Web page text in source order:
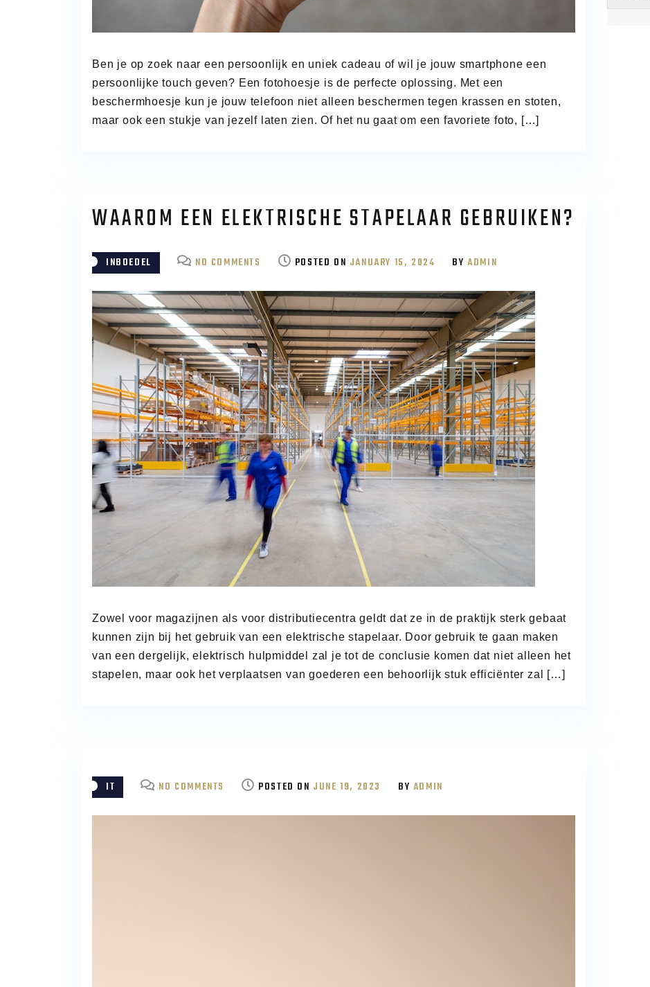
Ben je op zoek naar een persoonlijk en uniek cadeau of wil je jouw smartphone een
persoonlijke touch geven? Een fotohoesje is de perfecte oplossing. Met een
beschermhoesje kun je jouw telefoon niet alleen beschermen tegen krassen en stoten,
maar ook een stukje van jezelf laten zien. Of het nu gaat om een favoriete foto, […]
WAAROM EEN ELEKTRISCHE STAPELAAR GEBRUIKEN?
INBOEDEL NO COMMENTS
EEN
ELEKTRISCHE
STAPELAAR
GEBRUIKEN?
POSTED ON JANUARY 15, 2024 BYADMIN
Zowel voor magazijnen als voor distributiecentra geldt dat ze in de praktijk sterk gebaat
kunnen zijn bij het gebruik van een elektrische stapelaar. Door gebruik te gaan maken
van een dergelijk, elektrisch hulpmiddel zal je tot de conclusie komen dat niet alleen het
stapelen, maar ook het verplaatsen van goederen een behoorlijk stuk efficiënter zal […]
IT NO COMMENTS POSTED ON JUNE 19, 2023 BY ADMIN